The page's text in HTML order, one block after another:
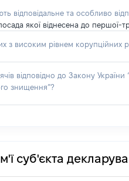
відповідальне та особливо
якої віднесена до першої-
високим рівнем корупційних
відповідно до Закону
знищення”?
суб'єкта